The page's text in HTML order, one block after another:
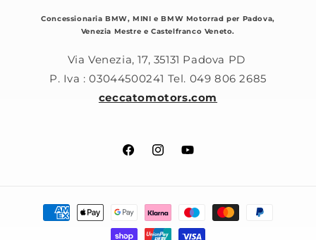
Concessionaria BMW, MINI e BMW Motorrad per Padova,
Venezia Mestre e Castelfranco Veneto.
Via Venezia, 17, 35131 Padova PD
P. Iva : 03044500241 Tel. 049 806 2685
ceccatomotors.com
FacebookInstagramYouTube
Metodi